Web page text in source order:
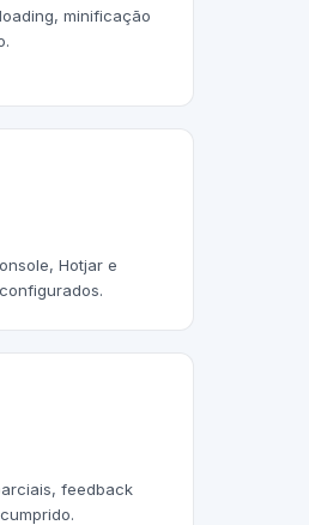
minificação
Hotjar e
feedback